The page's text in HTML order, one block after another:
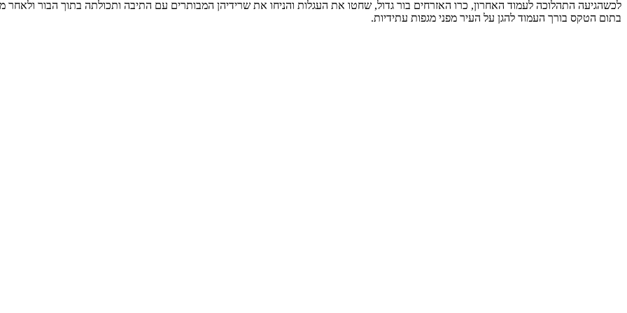
לכשהגיעה התהלוכה לעמוד האחרון, כרו האזרחים בור גדול, שחטו את העגלות והניחו את שרידיהן המבותרים עם התיבה ותכולתה בתוך הבור ולאחר
בתום הטקס בורך העמוד להגן על העיר מפני מגפות עתידיות.